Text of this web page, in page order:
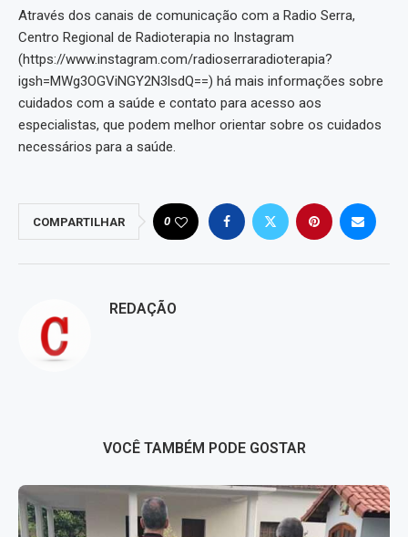
Através dos canais de comunicação com a Radio Serra,
Centro Regional de Radioterapia no Instagram
(https://www.instagram.com/radioserraradioterapia?
igsh=MWg3OGViNGY2N3lsdQ==) há mais informações sobre
cuidados com a saúde e contato para acesso aos
especialistas, que podem melhor orientar sobre os cuidados
necessários para a saúde.
COMPARTILHAR 0
REDAÇÃO
VOCÊ TAMBÉM PODE GOSTAR